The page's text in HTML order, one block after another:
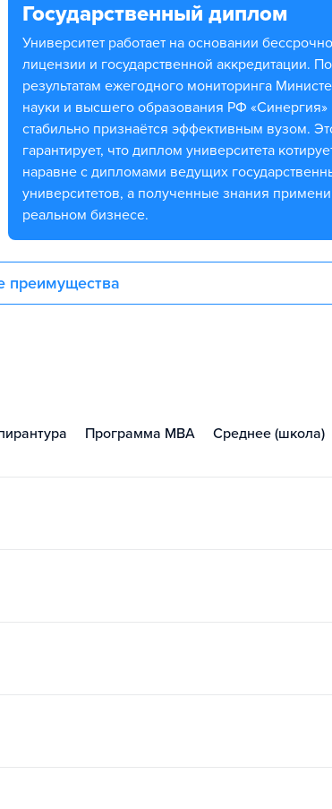
Государственный диплом
Университет работает на основании бессрочной
лицензии и государственной аккредитации. По
результатам ежегодного мониторинга
науки и высшего образования РФ «Синергия»
стабильно признаётся эффективным вузом.
гарантирует, что диплом университета
наравне с дипломами ведущих
университетов, а полученные знания
реальном бизнесе.
преимущества
Программа MBA Среднее (школа)